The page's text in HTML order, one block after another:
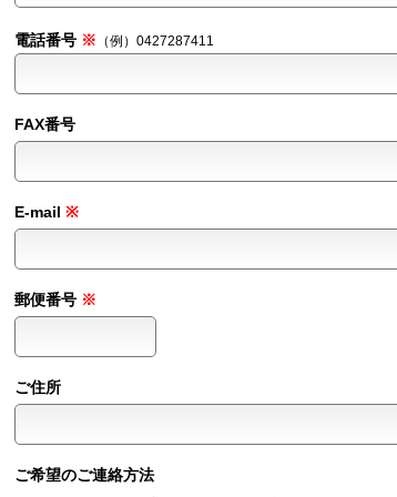
電話番号 （例）0427287411
FAX番号
E-mail
郵便番号
ご住所
ご希望のご連絡方法